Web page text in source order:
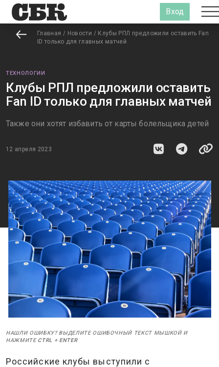
Вход
Главная / Новости / Клубы РПЛ предложили оставить Fan
ID только для главных матчей
ТЕХНОЛОГИИ
Клубы РПЛ предложили оставить
Fan ID только для главных матчей
Также они хотят избавить от карты болельщика детей
12 апреля 2023
НАШЛИ ОШИБКУ? ВЫДЕЛИТЕ ОШИБОЧНЫЙ ТЕКСТ МЫШКОЙ И
НАЖМИТЕ CTRL + ENTER
Российские клубы выступили с